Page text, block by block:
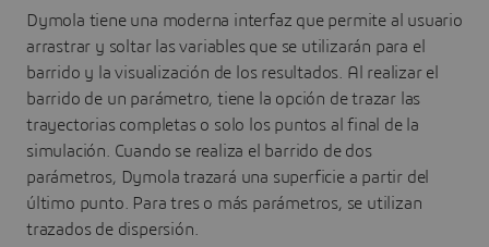
Dymola tiene una moderna interfaz que permite al usuario
arrastrar y soltar las variables que se utilizarán para el
barrido y la visualización de los resultados. Al realizar el
barrido de un parámetro, tiene la opción de trazar las
trayectorias completas o solo los puntos al final de la
simulación. Cuando se realiza el barrido de dos
parámetros, Dymola trazará una superficie a partir del
último punto. Para tres o más parámetros, se utilizan
trazados de dispersión.